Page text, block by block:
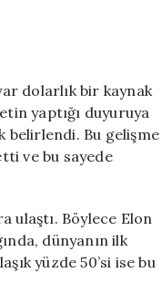
Dolar
Trilyoneri
Oldu
için
dolarlık bir kaynak
yaptığı duyuruya
belirlendi. Bu gelişme
ve bu sayede
ulaştı. Böylece Elon
dünyanın ilk
yüzde 50’si ise bu